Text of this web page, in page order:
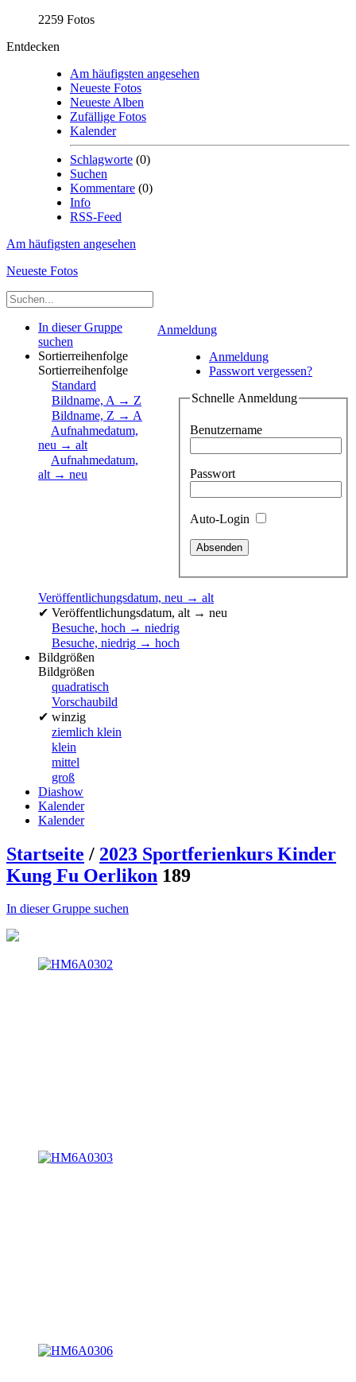
2259 Fotos
Entdecken
Am häufigsten angesehen
Neueste Fotos
Neueste Alben
Zufällige Fotos
Kalender
Schlagworte (0)
Suchen
Kommentare (0)
Info
RSS-Feed
Am häufigsten angesehen
Neueste Fotos
Anmeldung
Anmeldung
Passwort vergessen?
Schnelle Anmeldung
Benutzername
Passwort
Auto-Login
In dieser Gruppe
suchen
Sortierreihenfolge
Sortierreihenfolge
Standard
Bildname, A → Z
Bildname, Z → A
Aufnahmedatum,
neu → alt
Aufnahmedatum,
alt → neu
Veröffentlichungsdatum, neu → alt
✔ Veröffentlichungsdatum, alt → neu
Besuche, hoch → niedrig
Besuche, niedrig → hoch
Bildgrößen
Bildgrößen
quadratisch
Vorschaubild
✔ winzig
ziemlich klein
klein
mittel
groß
Diashow
Kalender
Kalender
Startseite / 2023 Sportferienkurs Kinder
Kung Fu Oerlikon 189
In dieser Gruppe suchen